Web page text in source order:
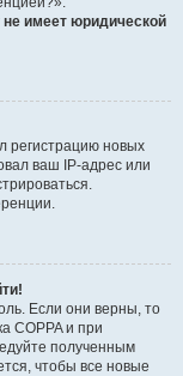
имеет юридической
регистрацию новых
ваш IP-адрес или
Если они верны, то
COPPA и при
полученным
чтобы все новые